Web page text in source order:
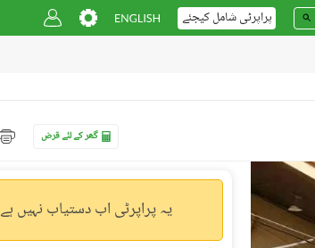
پراپرٹی شامل کیجئے
گھر کے لئے قرض
یہ پراپرٹی اب دستیاب نہیں ہے